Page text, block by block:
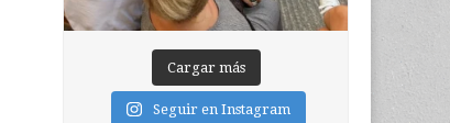
Cargar más
Seguir en Instagram